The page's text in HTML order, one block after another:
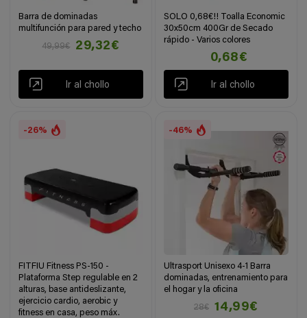
Barra de dominadas
multifunción para pared y techo
49,99€
29,32€
Ir al chollo
SOLO 0,68€!! Toalla Economic
30x50cm 400Gr de Secado
rápido - Varios colores
0,68€
Ir al chollo
-26%
FITFIU Fitness PS-150 -
Plataforma Step regulable en 2
alturas, base antideslizante,
ejercicio cardio, aerobic y
fitness en casa, peso máx.
-46%
Ultrasport Unisexo 4-1 Barra
dominadas, entrenamiento para
el hogar y la oficina
28€
14,99€